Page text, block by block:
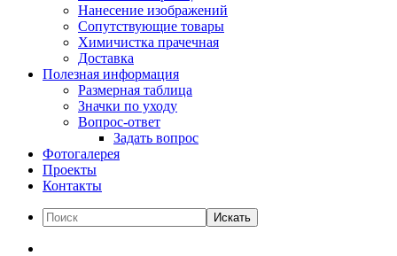
Нанесение изображений
Сопутствующие товары
Химичистка прачечная
Доставка
Полезная информация
Размерная таблица
Значки по уходу
Вопрос-ответ
Задать вопрос
Фотогалерея
Проекты
Контакты
Искать